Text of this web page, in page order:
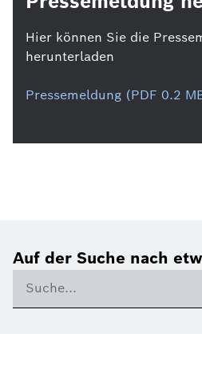
Hier können Sie die
herunterladen
Pressemeldung (PDF 0.2
Auf der Suche nach